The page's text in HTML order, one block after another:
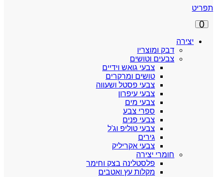
תפריט
0
יצירה
דבק ומוצריו
צבעים וטושים
צבעי גואש וידיים
טושים ומרקרים
צבעי פסטל ושעווה
צבעי עיפרון
צבעי מים
ספרי צבע
צבעי פנים
צבעי טוליפ וג'ל
גירים
צבעי אקריליק
חומרי יצירה
פלסטלינה בצק וחימר
מקלות עץ ואטבים